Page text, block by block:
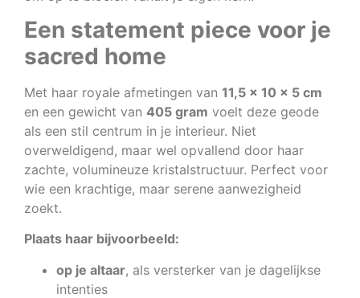
Een statement piece voor je
sacred home
Met haar royale afmetingen van 11,5 x 10 x 5 cm
en een gewicht van 405 gram voelt deze geode
als een stil centrum in je interieur. Niet
overweldigend, maar wel opvallend door haar
zachte, volumineuze kristalstructuur. Perfect voor
wie een krachtige, maar serene aanwezigheid
zoekt.
Plaats haar bijvoorbeeld:
op je altaar, als versterker van je dagelijkse
intenties